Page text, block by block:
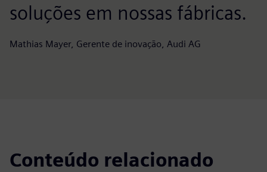
soluções em nossas fábricas.
Mathias Mayer, Gerente de inovação, Audi AG
Conteúdo relacionado